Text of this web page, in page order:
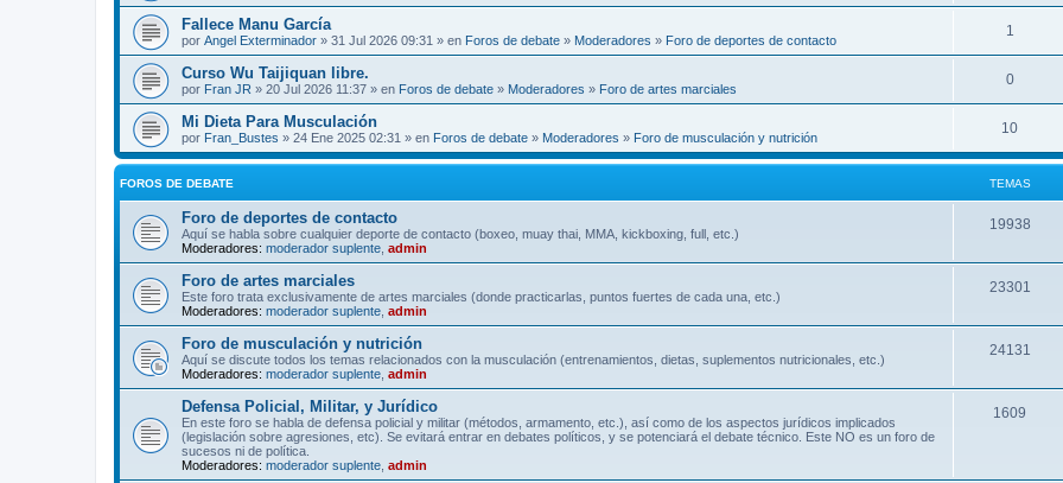
Fallece Manu García
por Angel Exterminador » 31 Jul 2026 09:31 » en Foros de debate » Moderadores » Foro de deportes de contacto
1
Curso Wu Taijiquan libre.
por Fran JR » 20 Jul 2026 11:37 » en Foros de debate » Moderadores » Foro de artes marciales
0
Mi Dieta Para Musculación
por Fran_Bustes » 24 Ene 2025 02:31 » en Foros de debate » Moderadores » Foro de musculación y nutrición
10
FOROS DE DEBATE TEMAS
Foro de deportes de contacto
Aquí se habla sobre cualquier deporte de contacto (boxeo, muay thai, MMA, kickboxing, full, etc.)
Moderadores: moderador suplente admin
19938
Foro de artes marciales
Este foro trata exclusivamente de artes marciales (donde practicarlas, puntos fuertes de cada una, etc.)
Moderadores: moderador suplente admin
23301
Foro de musculación y nutrición
Aquí se discute todos los temas relacionados con la musculación (entrenamientos, dietas, suplementos nutricionales, etc.)
Moderadores: moderador suplente admin
24131
Defensa Policial, Militar, y Jurídico
En este foro se habla de defensa policial y militar (métodos, armamento, etc.), así como de los aspectos jurídicos implicados
(legislación sobre agresiones, etc). Se evitará entrar en debates políticos, y se potenciará el debate técnico. Este NO es un foro de
sucesos ni de política.
Moderadores: moderador suplente admin
1609